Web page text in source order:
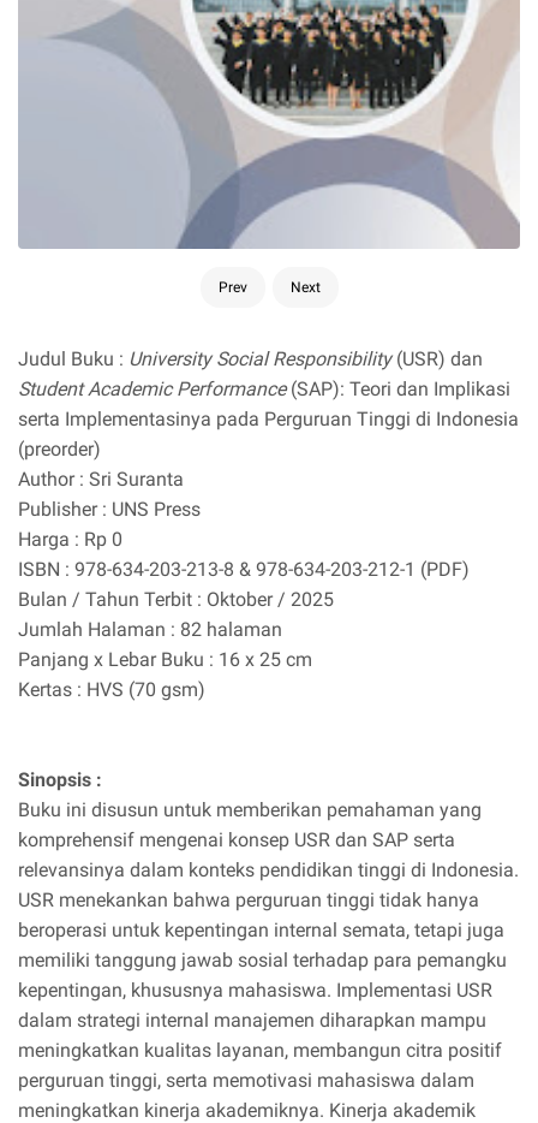
Prev Next
Judul Buku : University Social Responsibility(USR) dan
Student Academic Performance(SAP): Teori dan Implikasi
serta Implementasinya pada Perguruan Tinggi di Indonesia
(preorder)
Author : Sri Suranta
Publisher : UNS Press
Harga : Rp 0
ISBN : 978-634-203-213-8 & 978-634-203-212-1 (PDF)
Bulan / Tahun Terbit : Oktober / 2025
Jumlah Halaman : 82 halaman
Panjang x Lebar Buku : 16 x 25 cm
Kertas : HVS (70 gsm)
Sinopsis :
Buku ini disusun untuk memberikan pemahaman yang
komprehensif mengenai konsep USR dan SAP serta
relevansinya dalam konteks pendidikan tinggi di Indonesia.
USR menekankan bahwa perguruan tinggi tidak hanya
beroperasi untuk kepentingan internal semata, tetapi juga
memiliki tanggung jawab sosial terhadap para pemangku
kepentingan, khususnya mahasiswa. Implementasi USR
dalam strategi internal manajemen diharapkan mampu
meningkatkan kualitas layanan, membangun citra positif
perguruan tinggi, serta memotivasi mahasiswa dalam
meningkatkan kinerja akademiknya. Kinerja akademik